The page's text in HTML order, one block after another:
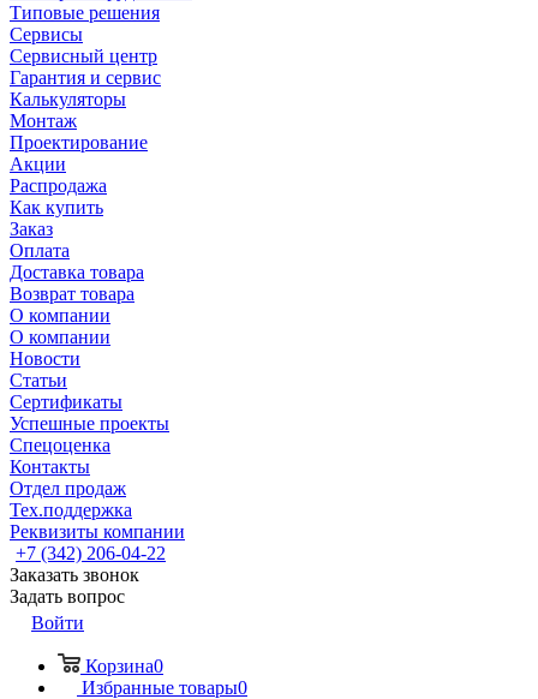
Типовые решения
Сервисы
Сервисный центр
Гарантия и сервис
Калькуляторы
Монтаж
Проектирование
Акции
Распродажа
Как купить
Заказ
Оплата
Доставка товара
Возврат товара
О компании
О компании
Новости
Статьи
Сертификаты
Успешные проекты
Спецоценка
Контакты
Отдел продаж
Тех.поддержка
Реквизиты компании
+7 (342) 206-04-22
Заказать звонок
Задать вопрос
Войти
Корзина0
Избранные товары0